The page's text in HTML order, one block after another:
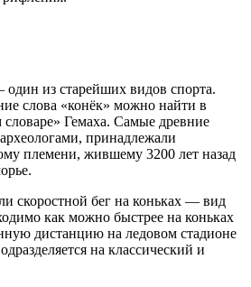
из старейших видов спорта.
слова «конёк» можно найти в
Гемаха. Самые древние
принадлежали
племени, жившему 3200 лет назад
скоростной бег на коньках — вид
как можно быстрее на коньках
дистанцию на ледовом стадионе
на классический и